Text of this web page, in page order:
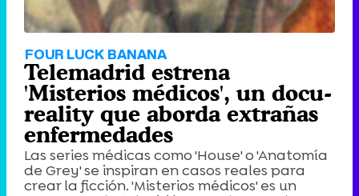
FOUR LUCK BANANA
Telemadrid estrena
'Misterios médicos', un docu-
reality que aborda extrañas
enfermedades
Las series médicas como 'House' o 'Anatomía
de Grey' se inspiran en casos reales para
crear la ficción. 'Misterios médicos' es un